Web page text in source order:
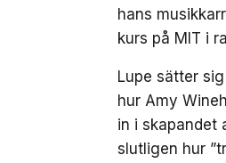
hans
kurs på MIT i
Lupe sätter
hur Amy
in i skapandet
slutligen hur